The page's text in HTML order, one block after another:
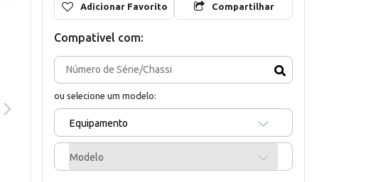
Adicionar Favorito Compartilhar
Compativel com:
ou selecione um modelo:
Equipamento
Modelo